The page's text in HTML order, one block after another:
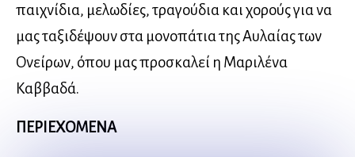
παιχνίδια, μελωδίες, τραγούδια και χορούς για να
μας ταξιδέψουν στα μονοπάτια της Αυλαίας των
Ονείρων, όπου μας προσκαλεί η Μαριλένα
Καββαδά.
ΠΕΡΙΕΧΟΜΕΝΑ